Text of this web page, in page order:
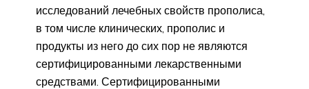
исследований лечебных свойств прополиса,
в том числе клинических, прополис и
продукты из него до сих пор не являются
сертифицированными лекарственными
средствами. Сертифицированными